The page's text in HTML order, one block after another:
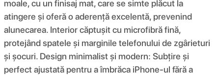
moale, cu un finisaj mat, care se simte plăcut la
atingere și oferă o aderență excelentă, prevenind
alunecarea. Interior căptușit cu microfibră fină,
protejând spatele și marginile telefonului de zgârieturi
și șocuri. Design minimalist și modern: Subțire și
perfect ajustată pentru a îmbrăca iPhone-ul fără a